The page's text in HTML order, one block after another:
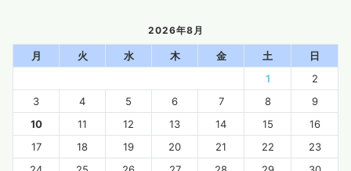
2026年8月
月 火 水 木 金 土
日
1
2
3
4 5 6 7 8
9
10
11 12 13 14 15
16
17
18 19 20 21 22
23